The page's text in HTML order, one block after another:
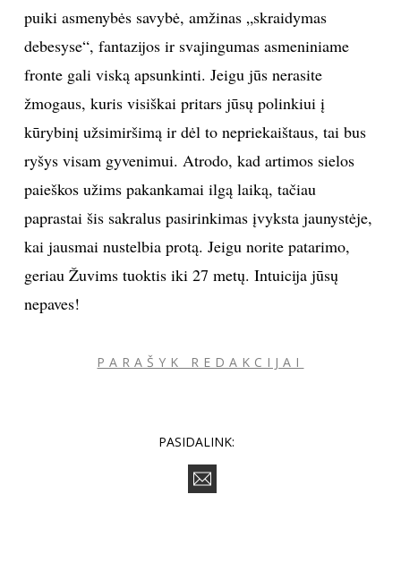
puiki asmenybės savybė, amžinas „skraidymas
debesyse“, fantazijos ir svajingumas asmeniniame
fronte gali viską apsunkinti. Jeigu jūs nerasite
žmogaus, kuris visiškai pritars jūsų polinkiui į
kūrybinį užsimiršimą ir dėl to nepriekaištaus, tai bus
ryšys visam gyvenimui. Atrodo, kad artimos sielos
paieškos užims pakankamai ilgą laiką, tačiau
paprastai šis sakralus pasirinkimas įvyksta jaunystėje,
kai jausmai nustelbia protą. Jeigu norite patarimo,
geriau Žuvims tuoktis iki 27 metų. Intuicija jūsų
nepaves!
PARAŠYK REDAKCIJAI
PASIDALINK: